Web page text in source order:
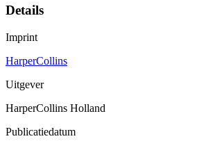
Details
Imprint
HarperCollins
Uitgever
HarperCollins Holland
Publicatiedatum